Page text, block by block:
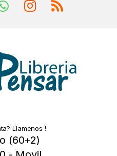
Llamenos !
(60+2)